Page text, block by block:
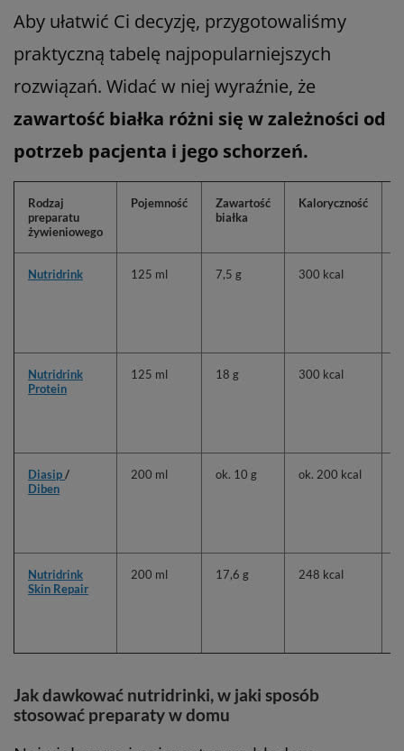
Aby ułatwić Ci decyzję, przygotowaliśmy
praktyczną tabelę najpopularniejszych
rozwiązań. Widać w niej wyraźnie, że
zawartość białka różni się w zależności od
potrzeb pacjenta i jego schorzeń.
Rodzaj
preparatu
żywieniowego
Pojemność
Zawartość
białka
Kaloryczność
Nutridrink 125 ml 7,5 g 300 kcal
Nutridrink
Protein
125 ml 18 g 300 kcal
Diasip/
Diben
200 ml ok. 10 g ok. 200 kcal
Nutridrink
Skin Repair
200 ml 17,6 g 248 kcal
Jak dawkować nutridrinki, w jaki sposób
stosować preparaty w domu